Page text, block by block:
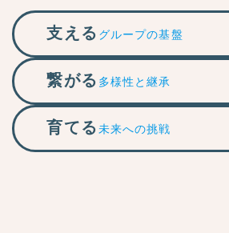
支える グループの基盤
繋がる 多様性と継承
育てる 未来への挑戦